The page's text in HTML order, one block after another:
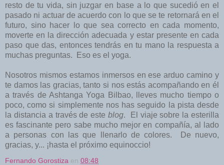
resto de tu vida, sin juzgar en base a lo que sucedió en el
pasado ni actuar de acuerdo con lo que se te retornará en el
futuro, sino hacer lo que sea correcto en cada momento,
moverte en la dirección adecuada y estar presente en cada
paso que das, entonces tendrás en tu mano la respuesta a
muchas preguntas. Eso es el yoga.
Nosotros mismos estamos inmersos en ese arduo camino y
te damos las gracias, tanto si nos estás acompañando en él
a través de Ashtanga Yoga Bilbao, lleves mucho tiempo o
poco, como si simplemente nos has seguido la pista desde
la distancia a través de este blog. El viaje sobre la esterilla
es fascinante pero sabe mucho mejor en compañía, al lado
a personas con las que llenarlo de colores. De nuevo,
gracias, y... ¡hasta el próximo equinoccio!
Fernando Gorostiza en 08:48